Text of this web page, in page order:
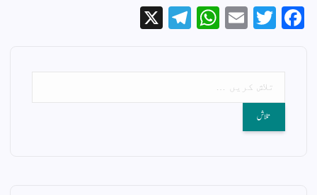
Fa
ce
ok
T
wi
r
E
m
W
ha
Te
le